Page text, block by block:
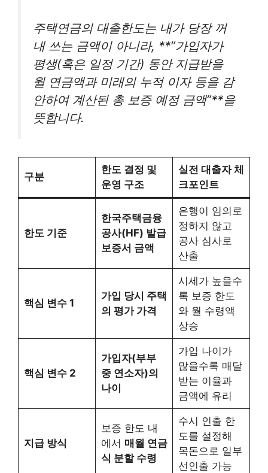
주택연금의 대출한도는 내가 당장 꺼
내 쓰는 금액이 아니라, **”가입자가
평생(혹은 일정 기간) 동안 지급받을
월 연금액과 미래의 누적 이자 등을 감
안하여 계산된 총 보증 예정 금액”**을
뜻합니다.
구분
한도 결정 및
운영 구조
실전 대출자 체
크포인트
한도 기준
한국주택금융
공사(HF) 발급
보증서 금액
은행이 임의로
정하지 않고
공사 심사로
산출
핵심 변수 1
가입 당시 주택
의 평가 가격
시세가 높을수
록 보증 한도
와 월 수령액
상승
핵심 변수 2
가입자(부부
중 연소자)의
나이
가입 나이가
많을수록 매달
받는 이율과
금액에 유리
지급 방식
보증 한도 내
에서 매월 연금
식 분할 수령
수시 인출 한
도를 설정해
목돈으로 일부
선인출 가능